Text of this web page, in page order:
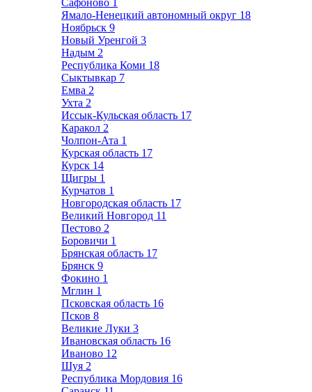
Сафоново 1
Ямало-Ненецкий автономный округ 18
Ноябрьск 9
Новый Уренгой 3
Надым 2
Республика Коми 18
Сыктывкар 7
Емва 2
Ухта 2
Иссык-Кульская область 17
Каракол 2
Чолпон-Ата 1
Курская область 17
Курск 14
Щигры 1
Курчатов 1
Новгородская область 17
Великий Новгород 11
Пестово 2
Боровичи 1
Брянская область 17
Брянск 9
Фокино 1
Мглин 1
Псковская область 16
Псков 8
Великие Луки 3
Ивановская область 16
Иваново 12
Шуя 2
Республика Мордовия 16